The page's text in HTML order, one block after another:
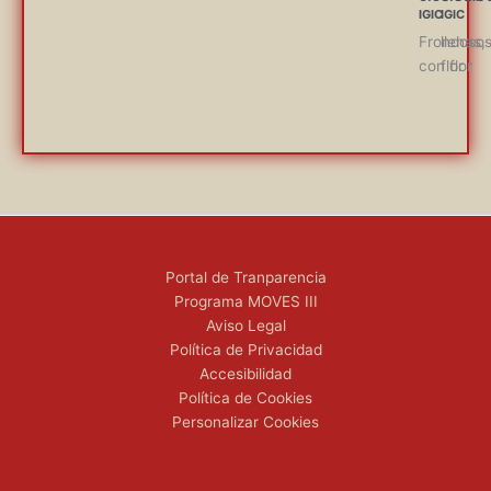
con flor
llenas,
flor
Portal de Tranparencia
Programa MOVES III
Aviso Legal
Política de Privacidad
Accesibilidad
Política de Cookies
Personalizar Cookies